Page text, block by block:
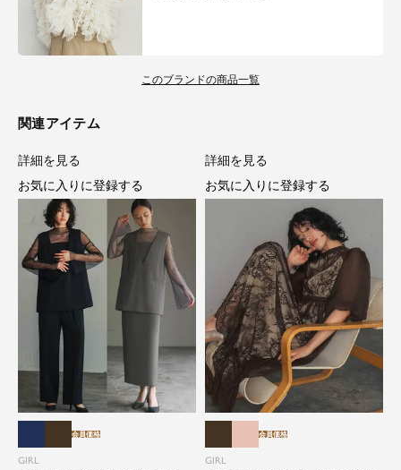
このブランドの商品一覧
関連アイテム
GIRL
会員価格
詳細を見る
お気に入りに登録する
GIRL
会員価格
詳細を見る
お気に入りに登録する